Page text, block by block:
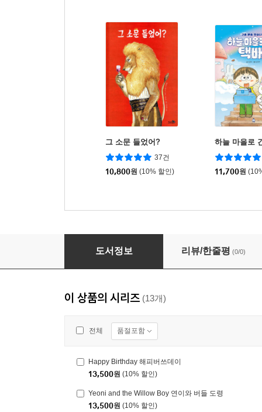
그 소문 들었어?
37건
10,800원 (10% 할인)
하늘 마을로
11,700원
백희나 그림책 영문판 세트
도서정보 리뷰/한줄평 (0/0)
이 상품의 시리즈 (13개)
전체 품절포함
Happy Birthday 해피버쓰데이
13,500원 (10% 할인)
Yeoni and the Willow Boy 연이와 버들 도령
13,500원 (10% 할인)